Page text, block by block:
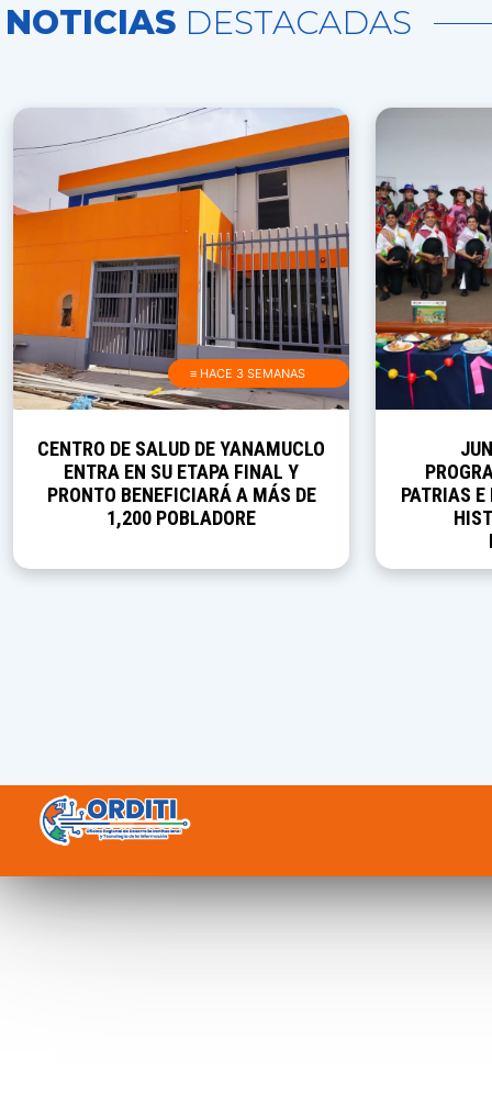
NOTICIAS DESTACADAS
≡ HACE 3 SEMANAS
CENTRO DE SALUD DE YANAMUCLO
ENTRA EN SU ETAPA FINAL Y
PRONTO BENEFICIARÁ A MÁS DE
1,200 POBLADORE
PATRIAS